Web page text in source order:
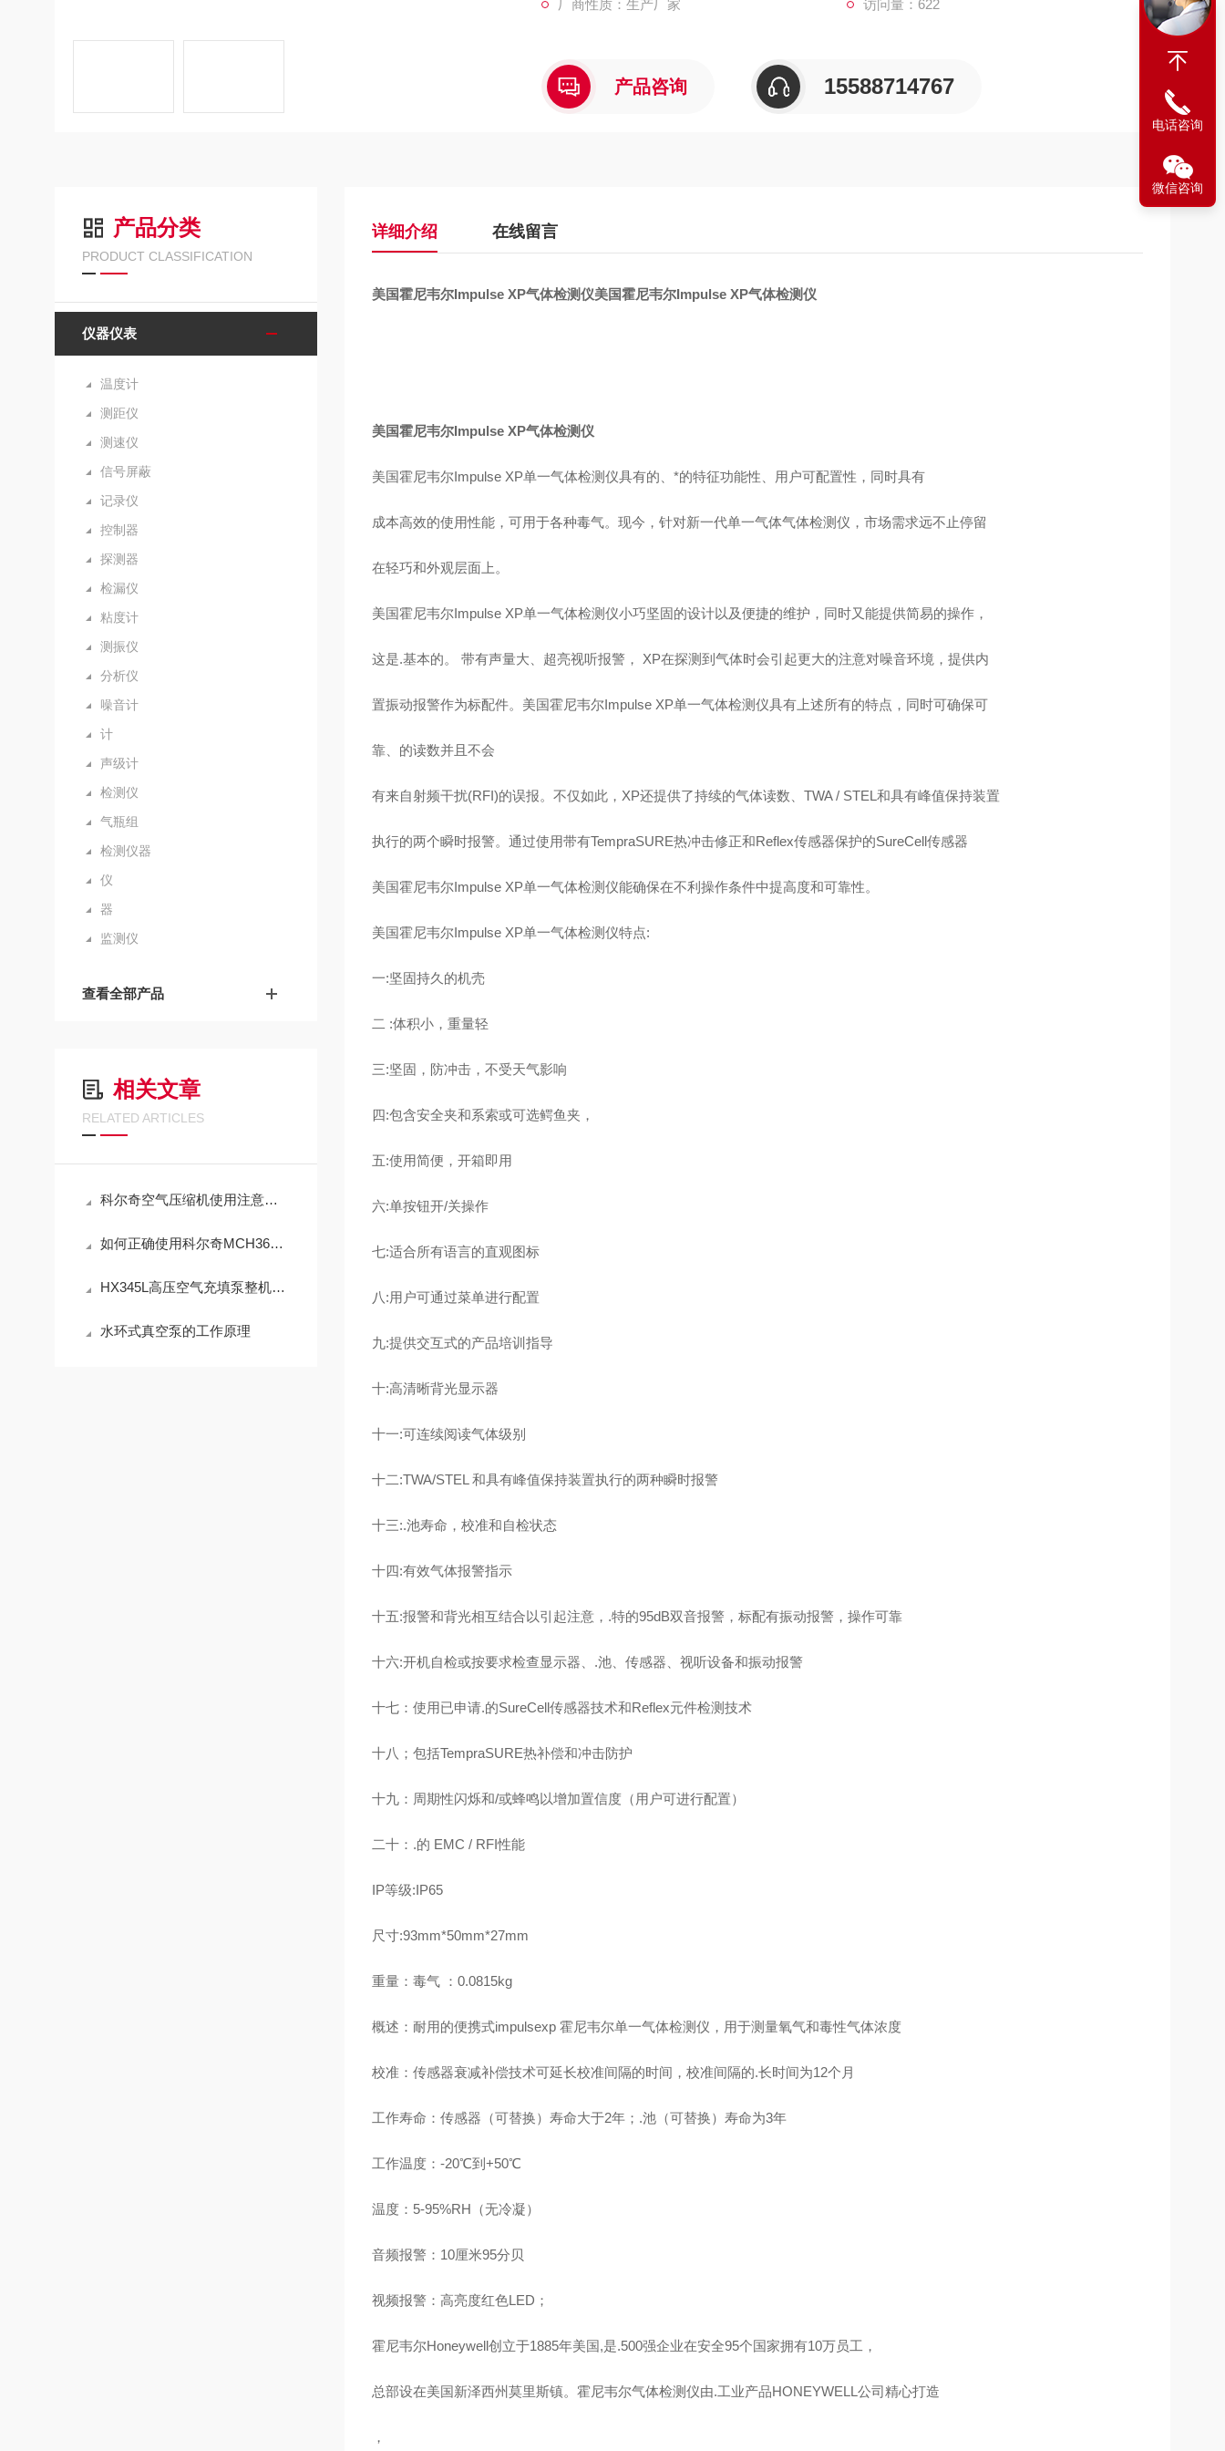
厂商性质：生产厂家 访问量：622
产品咨询 15588714767
产品分类
PRODUCT CLASSIFICATION
仪器仪表
温度计
测距仪
测速仪
信号屏蔽
记录仪
控制器
探测器
检漏仪
粘度计
测振仪
分析仪
噪音计
计
声级计
检测仪
气瓶组
检测仪器
仪
器
监测仪
查看全部产品
相关文章
RELATED ARTICLES
科尔奇空气压缩机使用注意事项
如何正确使用科尔奇MCH36充气泵来确保安全
HX345L高压空气充填泵整机及配套配件销售与标准化应用技术解析
水环式真空泵的工作原理
详细介绍 在线留言
美国霍尼韦尔Impulse XP气体检测仪美国霍尼韦尔Impulse XP气体检测仪
美国霍尼韦尔Impulse XP气体检测仪
美国霍尼韦尔Impulse XP单一气体检测仪具有的、*的特征功能性、用户可配置性，同时具有
成本高效的使用性能，可用于各种毒气。现今，针对新一代单一气体气体检测仪，市场需求远不止停留
在轻巧和外观层面上。
美国霍尼韦尔Impulse XP单一气体检测仪小巧坚固的设计以及便捷的维护，同时又能提供简易的操作，
这是.基本的。 带有声量大、超亮视听报警， XP在探测到气体时会引起更大的注意对噪音环境，提供内
置振动报警作为标配件。美国霍尼韦尔Impulse XP单一气体检测仪具有上述所有的特点，同时可确保可
靠、的读数并且不会
有来自射频干扰(RFI)的误报。不仅如此，XP还提供了持续的气体读数、TWA / STEL和具有峰值保持装置
执行的两个瞬时报警。通过使用带有TempraSURE热冲击修正和Reflex传感器保护的SureCell传感器
美国霍尼韦尔Impulse XP单一气体检测仪能确保在不利操作条件中提高度和可靠性。
美国霍尼韦尔Impulse XP单一气体检测仪特点:
一:坚固持久的机壳
二 :体积小，重量轻
三:坚固，防冲击，不受天气影响
四:包含安全夹和系索或可选鳄鱼夹，
五:使用简便，开箱即用
六:单按钮开/关操作
七:适合所有语言的直观图标
八:用户可通过菜单进行配置
九:提供交互式的产品培训指导
十:高清晰背光显示器
十一:可连续阅读气体级别
十二:TWA/STEL 和具有峰值保持装置执行的两种瞬时报警
十三:.池寿命，校准和自检状态
十四:有效气体报警指示
十五:报警和背光相互结合以引起注意，.特的95dB双音报警，标配有振动报警，操作可靠
十六:开机自检或按要求检查显示器、.池、传感器、视听设备和振动报警
十七：使用已申请.的SureCell传感器技术和Reflex元件检测技术
十八；包括TempraSURE热补偿和冲击防护
十九：周期性闪烁和/或蜂鸣以增加置信度（用户可进行配置）
二十：.的 EMC / RFI性能
IP等级:IP65
尺寸:93mm*50mm*27mm
重量：毒气 ：0.0815kg
概述：耐用的便携式impulsexp 霍尼韦尔单一气体检测仪，用于测量氧气和毒性气体浓度
校准：传感器衰减补偿技术可延长校准间隔的时间，校准间隔的.长时间为12个月
工作寿命：传感器（可替换）寿命大于2年；.池（可替换）寿命为3年
工作温度：-20℃到+50℃
温度：5-95%RH（无冷凝）
音频报警：10厘米95分贝
视频报警：高亮度红色LED；
霍尼韦尔Honeywell创立于1885年美国,是.500强企业在安全95个国家拥有10万员工，
总部设在美国新泽西州莫里斯镇。霍尼韦尔气体检测仪由.工业产品HONEYWELL公司精心打造
，
电话咨询
微信咨询